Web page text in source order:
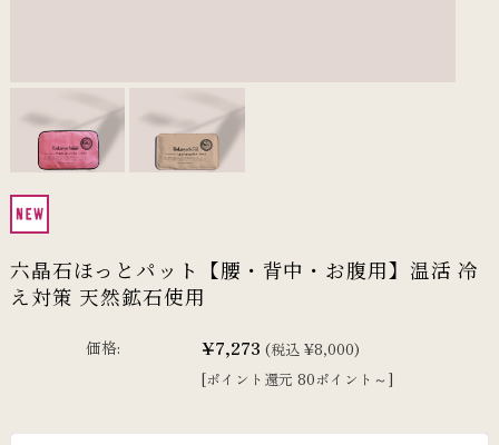
六晶石ほっとパット【腰・背中・お腹用】温活 冷
え対策 天然鉱石使用
価格: ¥7,273 (税込 ¥8,000)
[ポイント還元 80ポイント～]